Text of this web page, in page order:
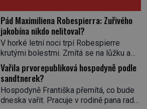
Pád Maximiliena Robespierra: Zuřivého
jakobína nikdo nelitoval?
V horké letní noci trpí Robespierre
krutými bolestmi. Zmítá se na lůžku a
hlavou mu víří kolotoč myšlenek. Když
se probere z mdlob, vzpomene si na
jednu z pařížských jasnovidek, kterou
před lety navštívil. Prorokovala mu
tragický osud. Tehdy se jí vysmál.
Vařila prvorepubliková hospodyně podle
sandtnerek?
Hospodyně Františka přemítá, co bude
dneska vařit. Pracuje v rodině pana rady